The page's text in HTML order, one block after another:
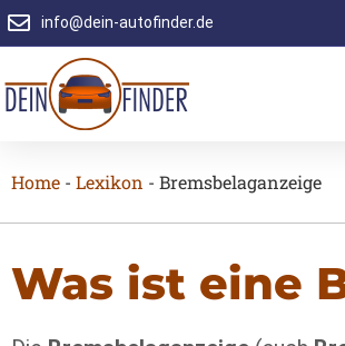
info@dein-autofinder.de
Home - Lexikon - Bremsbelaganzeige
Was ist eine